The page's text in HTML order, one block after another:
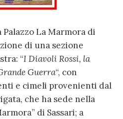
Palazzo La Marmora di
di una sezione
“I Diavoli Rossi, la
Guerra“, con
e cimeli provenienti dal
che ha sede nella
di Sassari; a